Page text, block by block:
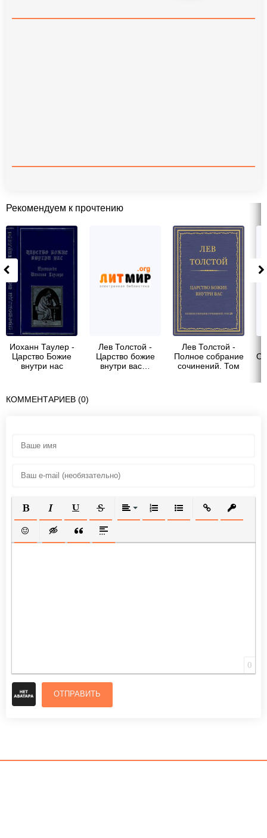
Рекомендуем к прочтению
Иоханн Таулер -
Царство Божие
внутри нас
Лев Толстой -
Царство божие
внутри вас…
Лев Толстой -
Полное собрание
сочинений. Том
КОММЕНТАРИЕВ (0)
ПОЛУЖИРНЫЙ
КУРСИВПОДЧЕРКНУТЫЙ
ЗАЧЕРКНУТЫЙВЫРАВНИВАНИЕ
НУМЕРОВАННЫЙ СПИСОК
МАРКИРОВАННЫЙ
ВСТАВИТЬ
ВСТАВИТЬ СМАЙЛИК
ВСТАВКА СКРЫТОГО ТЕКСТА
ВСТАВКА ЦИТАТЫ
ВСТАВКА СПОЙЛЕРА
0
ОТПРАВИТЬ